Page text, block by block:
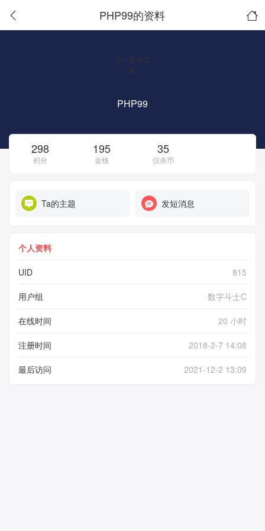
PHP99的资料
PHP99
298
积分
195
金钱
35
仪表币
Ta的主题 发短消息
个人资料
UID 815
用户组 数字斗士C
在线时间 20 小时
注册时间 2018-2-7 14:08
最后访问 2021-12-2 13:09